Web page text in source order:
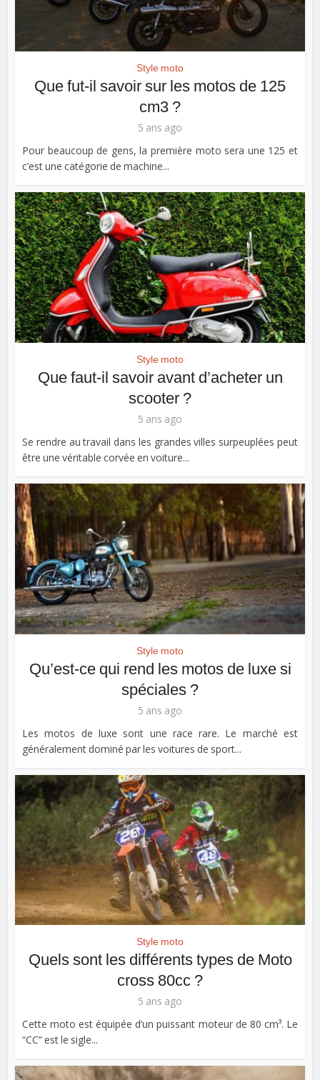
Style moto
Que fut-il savoir sur les motos de 125
cm3 ?
5 ans ago
Pour beaucoup de gens, la première moto sera une 125 et
c’est une catégorie de machine...
Style moto
Que faut-il savoir avant d’acheter un
scooter ?
5 ans ago
Se rendre au travail dans les grandes villes surpeuplées peut
être une véritable corvée en voiture...
Style moto
Qu’est-ce qui rend les motos de luxe si
spéciales ?
5 ans ago
Les motos de luxe sont une race rare. Le marché est
généralement dominé par les voitures de sport...
Style moto
Quels sont les différents types de Moto
cross 80cc ?
5 ans ago
Cette moto est équipée d’un puissant moteur de 80 cm³. Le
“CC” est le sigle...